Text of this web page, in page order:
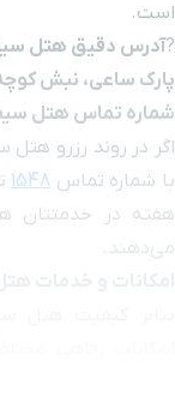
سفارت افغانستان
ایستگاه قطار شهری
ولیعصر
میدان ولیعصر
است.
?آدرس دقیق هتل
پارک ساعی، نبش
شماره تماس هتل
اگر در روند رزرو هتل
با شماره تماس 1548
هفته در خدمتتان
می‌دهند.